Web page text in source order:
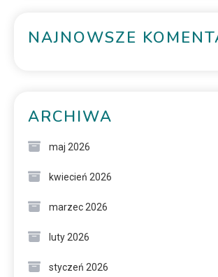
NAJNOWSZE
ARCHIWA
maj 2026
kwiecień 2026
marzec 2026
luty 2026
styczeń 2026